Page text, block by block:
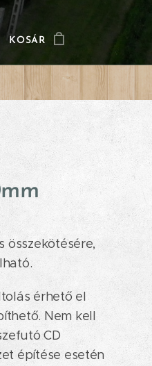
KOSÁR
összekötésére,
érhető el
Nem kell
CD
építése esetén